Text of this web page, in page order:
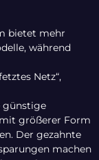
bietet mehr
während
Netz“,
günstige
größerer Form
Der gezahnte
machen